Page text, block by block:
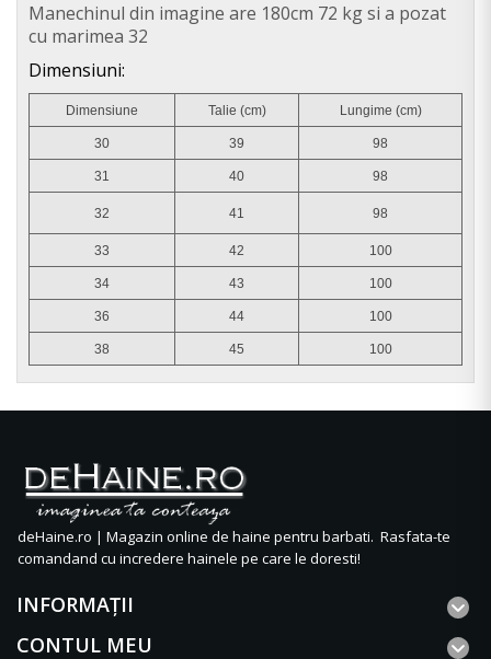
Manechinul din imagine are 180cm 72 kg si a pozat
cu marimea 32
Dimensiuni:
Dimensiune Talie (cm) Lungime (cm)
30 39 98
31 40 98
32 41 98
33 42 100
34 43 100
36 44 100
38 45 100
deHaine.ro | Magazin online de haine pentru barbati. Rasfata-te
comandand cu incredere hainele pe care le doresti!
INFORMAŢII
CONTUL MEU